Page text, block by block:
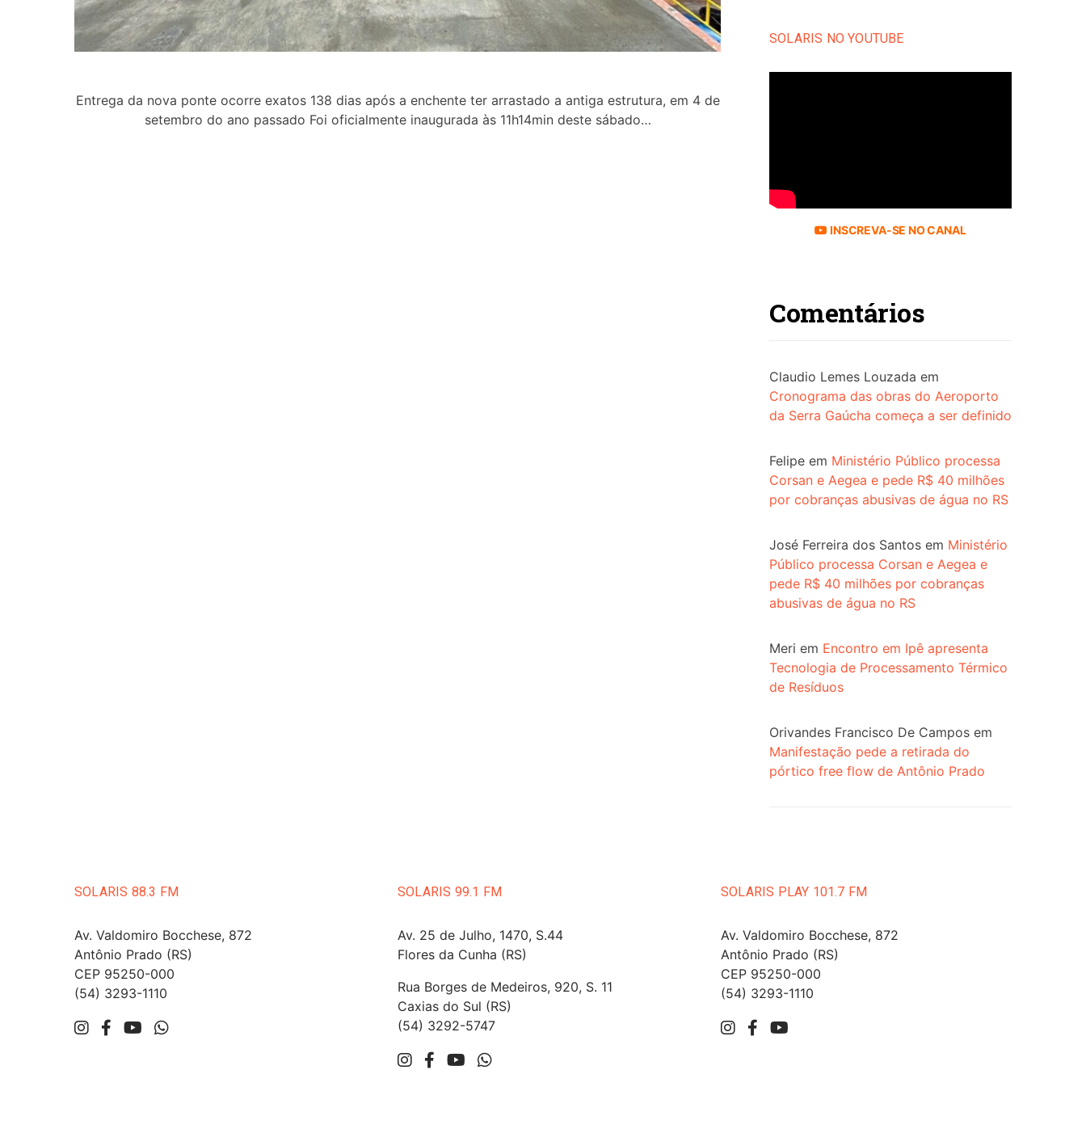
Entrega da nova ponte ocorre exatos 138 dias após a enchente ter arrastado a antiga estrutura, em 4 de
setembro do ano passado Foi oficialmente inaugurada às 11h14min deste sábado…
SOLARIS NO YOUTUBE
INSCREVA-SE NO CANAL
Comentários
Claudio Lemes Louzada em
Cronograma das obras do Aeroporto
da Serra Gaúcha começa a ser definido
Felipe em Ministério Público processa
Corsan e Aegea e pede R$ 40 milhões
por cobranças abusivas de água no RS
José Ferreira dos Santos em Ministério
Público processa Corsan e Aegea e
pede R$ 40 milhões por cobranças
abusivas de água no RS
Meri em Encontro em Ipê apresenta
Tecnologia de Processamento Térmico
de Resíduos
Orivandes Francisco De Campos em
Manifestação pede a retirada do
pórtico free flow de Antônio Prado
SOLARIS 88.3 FM
Av. Valdomiro Bocchese, 872
Antônio Prado (RS)
CEP 95250-000
(54) 3293-1110
SOLARIS 99.1 FM
Av. 25 de Julho, 1470, S.44
Flores da Cunha (RS)
Rua Borges de Medeiros, 920, S. 11
Caxias do Sul (RS)
(54) 3292-5747
SOLARIS PLAY 101.7 FM
Av. Valdomiro Bocchese, 872
Antônio Prado (RS)
CEP 95250-000
(54) 3293-1110